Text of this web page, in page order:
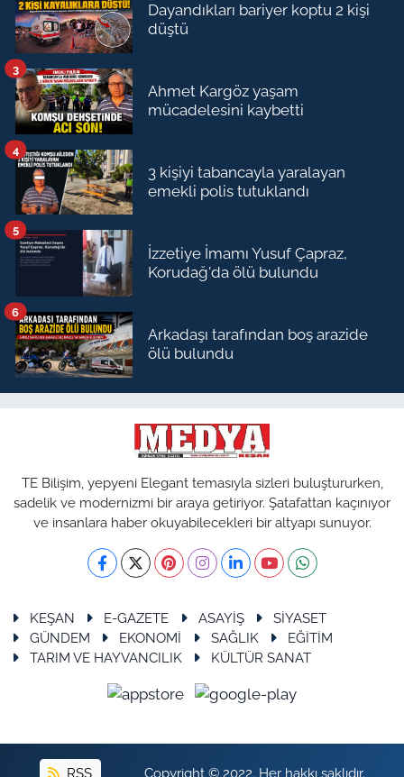
Dayandıkları bariyer koptu 2 kişi
düştü
Ahmet Kargöz yaşam
mücadelesini kaybetti
3
3 kişiyi tabancayla yaralayan
emekli polis tutuklandı
4
İzzetiye İmamı Yusuf Çapraz,
Korudağ'da ölü bulundu
5
Arkadaşı tarafından boş arazide
ölü bulundu
6
TE Bilişim, yepyeni Elegant temasıyla sizleri buluştururken,
sadelik ve modernizmi bir araya getiriyor. Şatafattan kaçınıyor
ve insanlara haber okuyabilecekleri bir altyapı sunuyor.
KEŞAN E-GAZETE ASAYİŞ
SİYASET
GÜNDEM
EKONOMİ SAĞLIK
EĞİTİM
TARIM VE HAYVANCILIK
KÜLTÜR SANAT
RSS Copyright © 2022. Her hakkı saklıdır.